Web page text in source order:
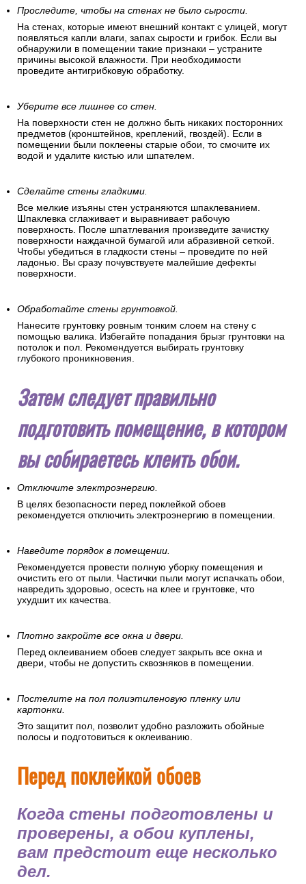
Проследите, чтобы на стенах не было сырости.
На стенах, которые имеют внешний контакт с улицей, могут
появляться капли влаги, запах сырости и грибок. Если вы
обнаружили в помещении такие признаки – устраните
причины высокой влажности. При необходимости
проведите антигрибковую обработку.
Уберите все лишнее со стен.
На поверхности стен не должно быть никаких посторонних
предметов (кронштейнов, креплений, гвоздей). Если в
помещении были поклеены старые обои, то смочите их
водой и удалите кистью или шпателем.
Сделайте стены гладкими.
Все мелкие изъяны стен устраняются шпаклеванием.
Шпаклевка сглаживает и выравнивает рабочую
поверхность. После шпатлевания произведите зачистку
поверхности наждачной бумагой или абразивной сеткой.
Чтобы убедиться в гладкости стены – проведите по ней
ладонью. Вы сразу почувствуете малейшие дефекты
поверхности.
Обработайте стены грунтовкой.
Нанесите грунтовку ровным тонким слоем на стену с
помощью валика. Избегайте попадания брызг грунтовки на
потолок и пол. Рекомендуется выбирать грунтовку
глубокого проникновения.
Затем следует правильно
подготовить помещение, в котором
вы собираетесь клеить обои.
Отключите электроэнергию.
В целях безопасности перед поклейкой обоев
рекомендуется отключить электроэнергию в помещении.
Наведите порядок в помещении.
Рекомендуется провести полную уборку помещения и
очистить его от пыли. Частички пыли могут испачкать обои,
навредить здоровью, осесть на клее и грунтовке, что
ухудшит их качества.
Плотно закройте все окна и двери.
Перед оклеиванием обоев следует закрыть все окна и
двери, чтобы не допустить сквозняков в помещении.
Постелите на пол полиэтиленовую пленку или
картонки.
Это защитит пол, позволит удобно разложить обойные
полосы и подготовиться к оклеиванию.
Перед поклейкой обоев
Когда стены подготовлены и
проверены, а обои куплены,
вам предстоит еще несколько
дел.